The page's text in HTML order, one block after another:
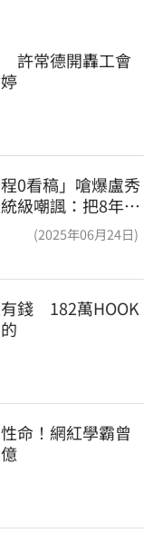
許常德開轟工會
0看稿」嗆爆盧秀
級嘲諷：把8年總
(2025年06月24日)
錢　182萬HOOK
命！網紅學霸曾